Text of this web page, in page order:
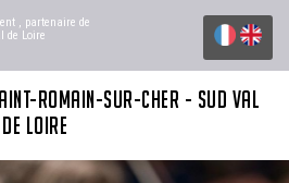
, partenaire de
de Loire
ROMAIN-SUR-CHER - SUD VAL
DE LOIRE